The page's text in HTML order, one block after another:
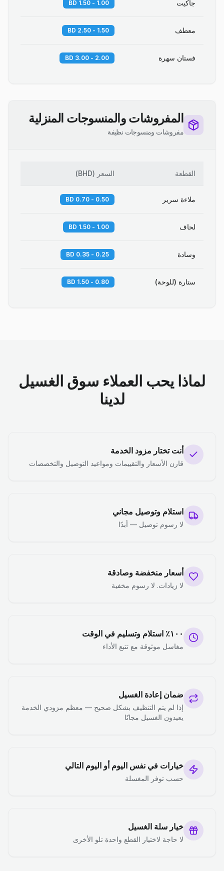
جاكيت 1.00 - 1.50 BD
معطف 1.50 - 2.50 BD
فستان سهرة 2.00 - 3.00 BD
المفروشات والمنسوجات المنزلية
مفروشات ومنسوجات نظيفة
القطعة السعر (
BHD
)
ملاءة سرير 0.50 - 0.70 BD
لحاف 1.00 - 1.50 BD
وسادة 0.25 - 0.35 BD
ستارة (للوحة) 0.80 - 1.50 BD
لماذا يحب العملاء سوق الغسيل
لدينا
أنت تختار مزود الخدمة
قارن الأسعار والتقييمات ومواعيد التوصيل والتخصصات
استلام وتوصيل مجاني
لا رسوم توصيل — أبدًا
أسعار منخفضة وصادقة
لا زيادات. لا رسوم مخفية
١٠٠٪ استلام وتسليم في الوقت
مغاسل موثوقة مع تتبع الأداء
ضمان إعادة الغسيل
إذا لم يتم التنظيف بشكل صحيح — معظم مزودي الخدمة
يعيدون الغسيل مجانًا
خيارات في نفس اليوم أو اليوم التالي
حسب توفر المغسلة
خيار سلة الغسيل
لا حاجة لاختيار القطع واحدة تلو الأخرى